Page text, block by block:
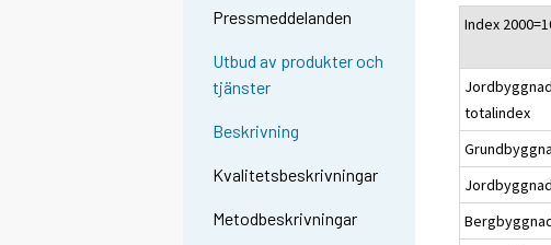
Pressmeddelanden
Utbud av produkter och
tjänster
Beskrivning
Kvalitetsbeskrivningar
Metodbeskrivningar
Index
totalindex